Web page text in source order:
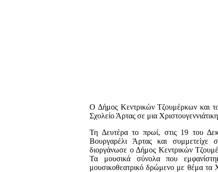
Ο Δήμος Κεντρικών Τζουμέρκων και
Σχολείο Άρτας σε μια
Τη Δευτέρα το πρωί, στις 19 του
Βουργαρέλι Άρτας και συμμετείχε
διοργάνωσε ο Δήμος Κεντρικών
Τα μουσικά σύνολα που
μουσικοθεατρικό δρώμενο με θέμα τα